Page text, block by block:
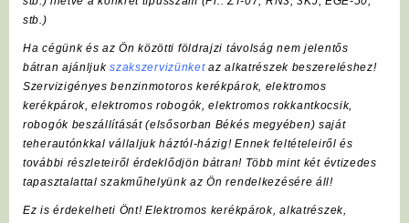
stb.)
Ha cégünk és az Ön közötti földrajzi távolság nem jelentős
bátran ajánljukszakszervizünket az alkatrészek beszereléshez!
Szervizigényes benzinmotoros kerékpárok, elektromos
kerékpárok, elektromos robogók, elektromos rokkantkocsik,
robogók beszállítását (elsősorban Békés megyében) saját
teherautónkkal vállaljuk háztól-házig! Ennek feltételeiről és
további részleteiről érdeklődjön bátran! Több mint két évtizedes
tapasztalattal szakműhelyünk az Ön rendelkezésére áll!
Ez is érdekelheti Önt! Elektromos kerékpárok, alkatrészek,